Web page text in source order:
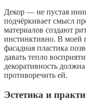
Декор — не пустая
подчёркивает смысл
материалов создают
инстинктивно. В моей
фасадная пластика
давать тепло
декоративность
противоречить ей.
Эстетика и